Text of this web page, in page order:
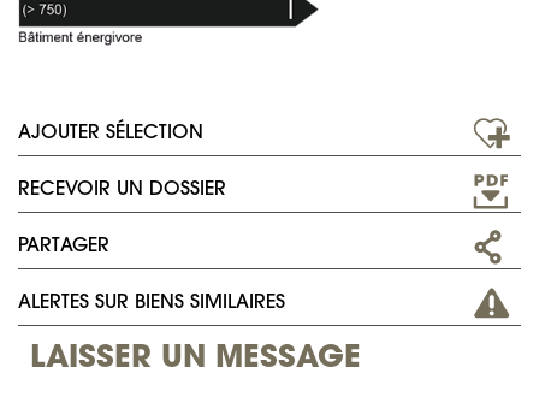
AJOUTER SÉLECTION
RECEVOIR UN DOSSIER
PARTAGER
ALERTES SUR BIENS SIMILAIRES
LAISSER UN MESSAGE